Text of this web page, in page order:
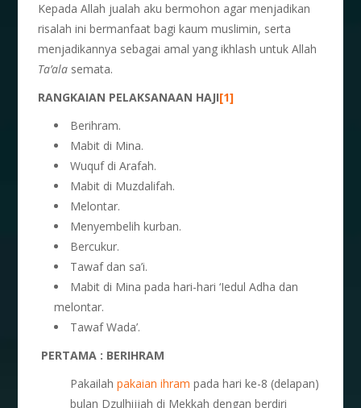
Kepada Allah jualah aku bermohon agar menjadikan
risalah ini bermanfaat bagi kaum muslimin, serta
menjadikannya sebagai amal yang ikhlash untuk Allah
Ta’ala semata.
RANGKAIAN PELAKSANAAN HAJI[1]
Berihram.
Mabit di Mina.
Wuquf di Arafah.
Mabit di Muzdalifah.
Melontar.
Menyembelih kurban.
Bercukur.
Tawaf dan sa’i.
Mabit di Mina pada hari-hari ‘Iedul Adha dan
melontar.
Tawaf Wada’.
PERTAMA : BERIHRAM
Pakailahpakaian ihram pada hari ke-8 (delapan)
bulan Dzulhijjah di Mekkah dengan berdiri